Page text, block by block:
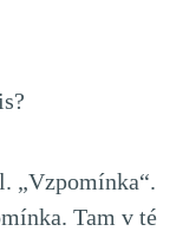
„Vzpomínka“.
Tam v té